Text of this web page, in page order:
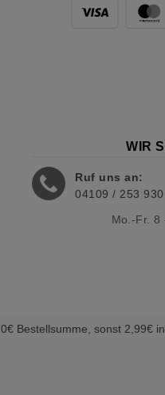
WIR
Ruf uns an:
04109 / 253 930
Mo.-Fr. 8
Bestellsumme, sonst 2,99€